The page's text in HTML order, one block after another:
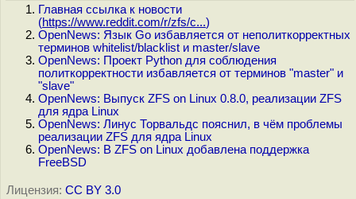
Главная ссылка к новости
(https://www.reddit.com/r/zfs/c...)
OpenNews: Язык Go избавляется от неполиткорректных
терминов whitelist/blacklist и master/slave
OpenNews: Проект Python для соблюдения
политкорректности избавляется от терминов "master" и
"slave"
OpenNews: Выпуск ZFS on Linux 0.8.0, реализации ZFS
для ядра Linux
OpenNews: Линус Торвальдс пояснил, в чём проблемы
реализации ZFS для ядра Linux
OpenNews: В ZFS on Linux добавлена поддержка
FreeBSD
Лицензия: CC BY 3.0